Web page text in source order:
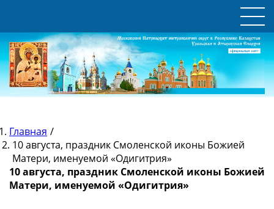
Главная /
10 августа, праздник Смоленской иконы Божией
Матери, именуемой «Одигитрия»
10 августа, праздник Смоленской иконы Божией
Матери, именуемой «Одигитрия»